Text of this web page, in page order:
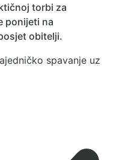
torbi za
ponijeti na
obitelji.
spavanje uz